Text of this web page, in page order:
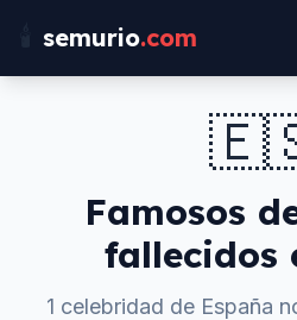
semurio.com
Famosos
fallecidos
1 celebridad de España